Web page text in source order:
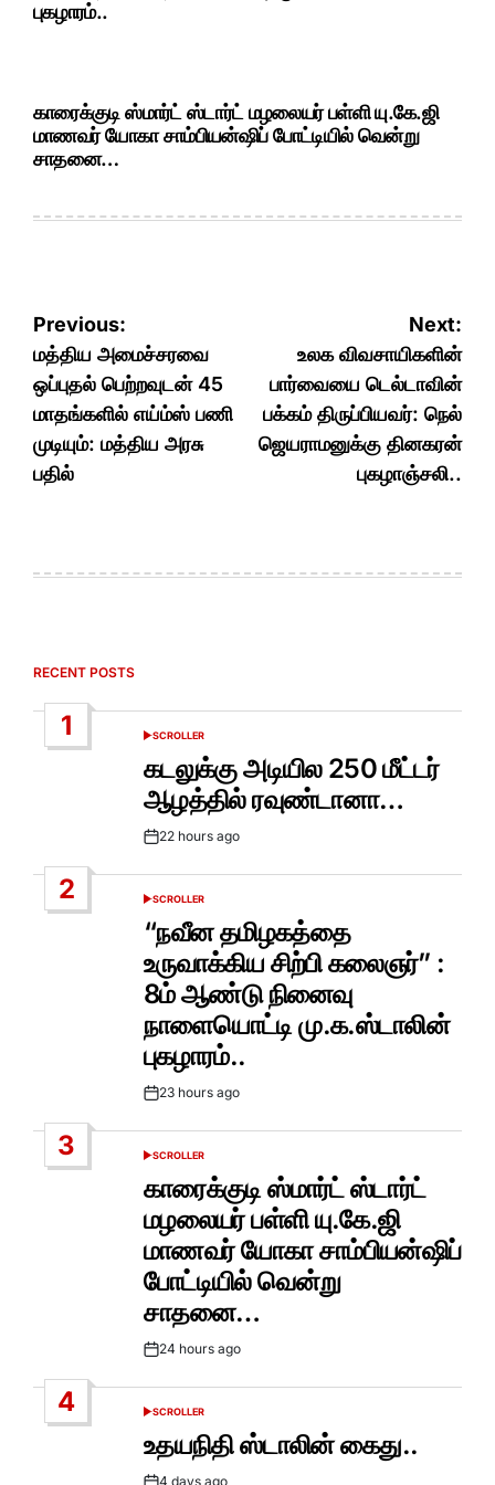
புகழாரம்..
காரைக்குடி ஸ்மார்ட் ஸ்டார்ட் மழலையர் பள்ளி யு.கே.ஜி
மாணவர் யோகா சாம்பியன்ஷிப் போட்டியில் வென்று
சாதனை…
Post
navigation
Previous:
மத்திய அமைச்சரவை
ஒப்புதல் பெற்றவுடன் 45
மாதங்களில் எய்ம்ஸ் பணி
முடியும்: மத்திய அரசு
பதில்
Next:
உலக விவசாயிகளின்
பார்வையை டெல்டாவின்
பக்கம் திருப்பியவர்: நெல்
ஜெயராமனுக்கு தினகரன்
புகழாஞ்சலி..
RECENT POSTS
1
POSTED
SCROLLER
கடலுக்கு அடியில 250 மீட்டர்
ஆழத்தில் ரவுண்டானா…
Post22 hours ago
2
POSTED
IN
SCROLLER
“நவீன தமிழகத்தை
உருவாக்கிய சிற்பி கலைஞர்” :
8ம் ஆண்டு நினைவு
நாளையொட்டி மு.க.ஸ்டாலின்
புகழாரம்..
Post23 hours ago
3
POSTED
SCROLLER
காரைக்குடி ஸ்மார்ட் ஸ்டார்ட்
மழலையர் பள்ளி யு.கே.ஜி
மாணவர் யோகா சாம்பியன்ஷிப்
போட்டியில் வென்று
சாதனை…
Post24 hours ago
4
POSTED
SCROLLER
உதயநிதி ஸ்டாலின் கைது..
4 days ago